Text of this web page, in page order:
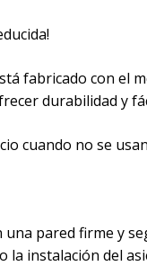
fabricado con el
durabilidad y
cuando no se
pared firme y
la instalación del